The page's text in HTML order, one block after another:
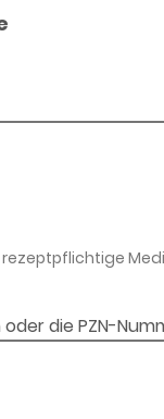
die PZN-